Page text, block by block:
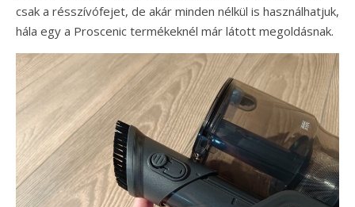
csak a résszívófejet, de akár minden nélkül is használhatjuk,
hála egy a Proscenic termékeknél már látott megoldásnak.